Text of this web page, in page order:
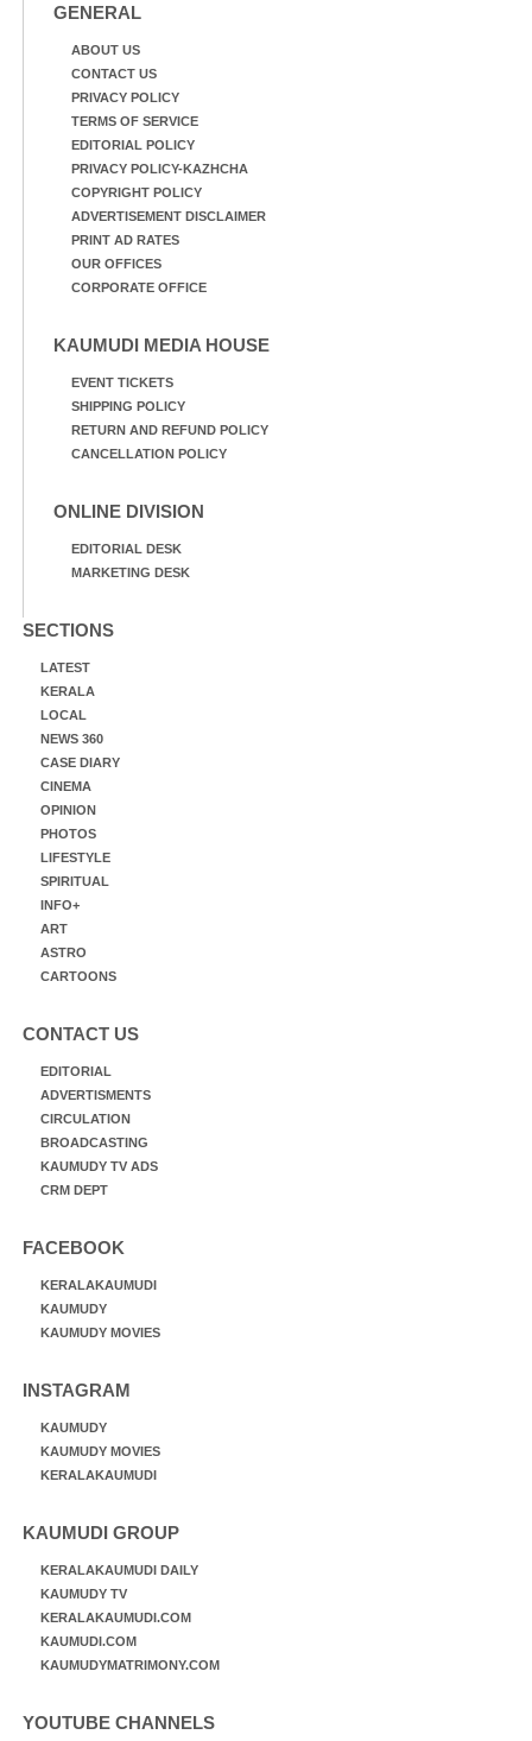
GENERAL
ABOUT US
CONTACT US
PRIVACY POLICY
TERMS OF SERVICE
EDITORIAL POLICY
PRIVACY POLICY-KAZHCHA
COPYRIGHT POLICY
ADVERTISEMENT DISCLAIMER
PRINT AD RATES
OUR OFFICES
CORPORATE OFFICE
KAUMUDI MEDIA HOUSE
EVENT TICKETS
SHIPPING POLICY
RETURN AND REFUND POLICY
CANCELLATION POLICY
ONLINE DIVISION
EDITORIAL DESK
MARKETING DESK
SECTIONS
LATEST
KERALA
LOCAL
NEWS 360
CASE DIARY
CINEMA
OPINION
PHOTOS
LIFESTYLE
SPIRITUAL
INFO+
ART
ASTRO
CARTOONS
CONTACT US
EDITORIAL
ADVERTISMENTS
CIRCULATION
BROADCASTING
KAUMUDY TV ADS
CRM DEPT
FACEBOOK
KERALAKAUMUDI
KAUMUDY
KAUMUDY MOVIES
INSTAGRAM
KAUMUDY
KAUMUDY MOVIES
KERALAKAUMUDI
KAUMUDI GROUP
KERALAKAUMUDI DAILY
KAUMUDY TV
KERALAKAUMUDI.COM
KAUMUDI.COM
KAUMUDYMATRIMONY.COM
YOUTUBE CHANNELS